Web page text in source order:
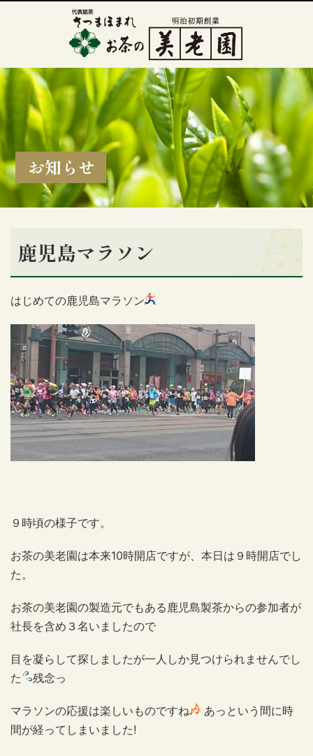
お知らせ
鹿児島マラソン
はじめての鹿児島マラソン
９時頃の様子です。
お茶の美老園は本来10時開店ですが、本日は９時開店でし
た。
お茶の美老園の製造元でもある鹿児島製茶からの参加者が
社長を含め３名いましたので
目を凝らして探しましたが一人しか見つけられませんでし
た
残念っ
マラソンの応援は楽しいものですね
あっという間に時
間が経ってしまいました!